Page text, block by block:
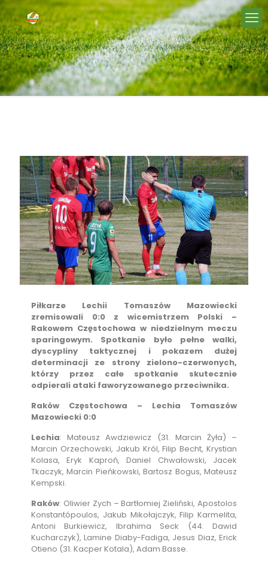
Piłkarze Lechii Tomaszów Mazowiecki
zremisowali 0:0 z wicemistrzem Polski –
Rakowem Częstochowa w niedzielnym meczu
sparingowym. Spotkanie było pełne walki,
dyscypliny taktycznej i pokazem dużej
determinacji ze strony zielono-czerwonych,
którzy przez całe spotkanie skutecznie
odpierali ataki faworyzowanego przeciwnika.
Raków Częstochowa – Lechia Tomaszów
Mazowiecki 0:0
Lechia: Mateusz Awdziewicz (31. Marcin Żyła) –
Marcin Orzechowski, Jakub Król, Filip Becht, Krystian
Kolasa, Eryk Kaproń, Daniel Chwałowski, Jacek
Tkaczyk, Marcin Pieńkowski, Bartosz Bogus, Mateusz
Kempski.
Raków: Oliwier Zych – Bartłomiej Zieliński, Apostolos
Konstantópoulos, Jakub Mikołajczyk, Filip Karmelita,
Antoni Burkiewicz, Ibrahima Seck (44. Dawid
Kucharczyk), Lamine Diaby-Fadiga, Jesus Diaz, Erick
Otieno (31. Kacper Kotala), Adam Basse.